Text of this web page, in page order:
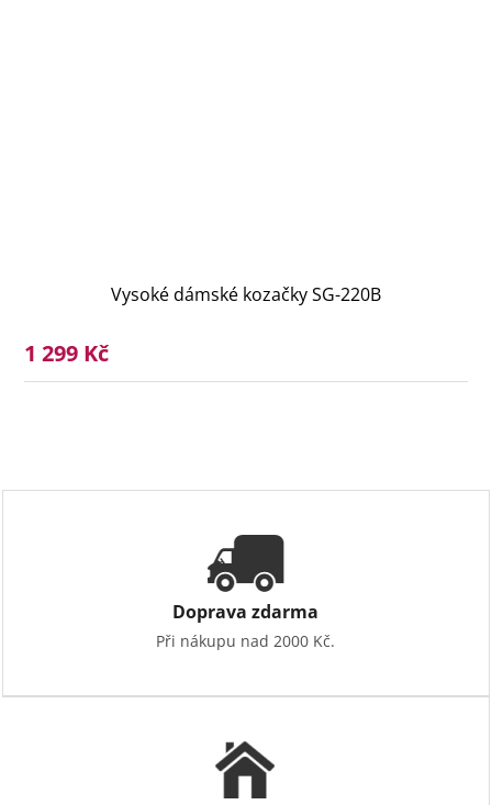
Vysoké dámské kozačky SG-220B
1 299 Kč
Doprava zdarma
Při nákupu nad 2000 Kč.